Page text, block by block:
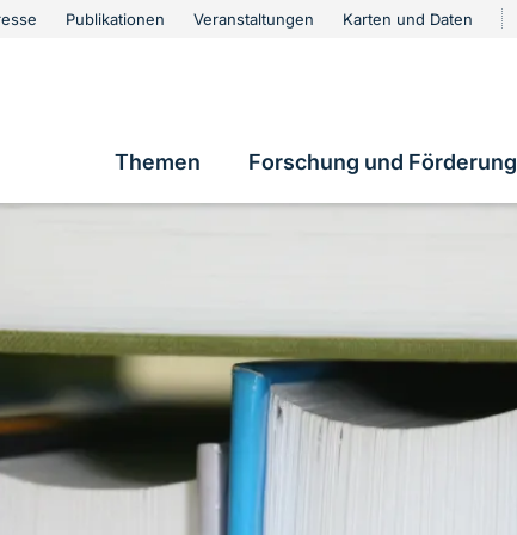
Publikationen Veranstaltungen Karten und Daten
Hauptnavigation
Themen Forschung und Förderung